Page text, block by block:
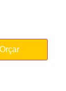
Orçar